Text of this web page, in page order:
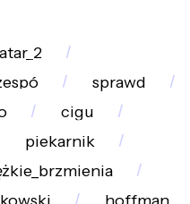
sprawd
cigu
piekarnik